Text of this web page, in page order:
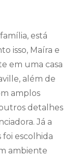
está
isso, Maíra e
em uma casa
além de
amplos
detalhes
Já a
foi escolhida
ambiente